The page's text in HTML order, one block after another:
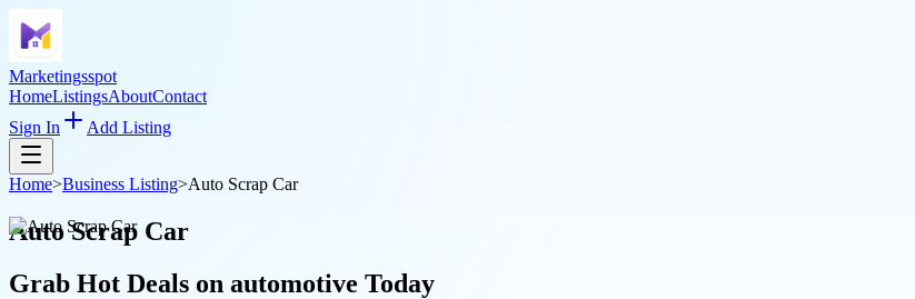
Marketingsspot
HomeListingsAboutContact
Sign In
Add Listing
Home>Business Listing>Auto Scrap Car
Auto Scrap Car
Grab Hot Deals on automotive Today